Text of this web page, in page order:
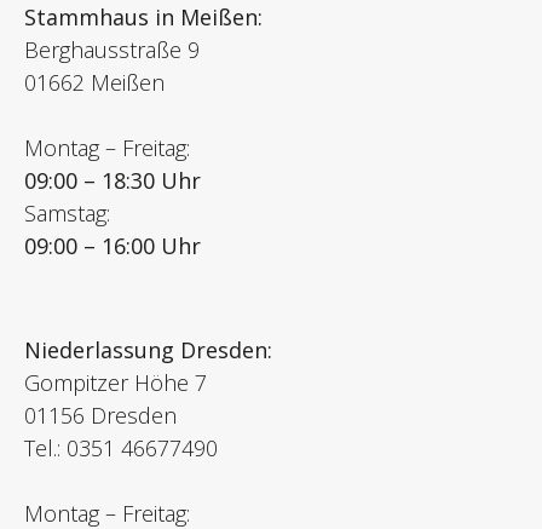
Stammhaus in Meißen:
Berghausstraße 9
01662 Meißen
Montag – Freitag:
09:00 – 18:30 Uhr
Samstag:
09:00 – 16:00 Uhr
Niederlassung Dresden:
Gompitzer Höhe 7
01156 Dresden
Tel.: 0351 46677490
Montag – Freitag: